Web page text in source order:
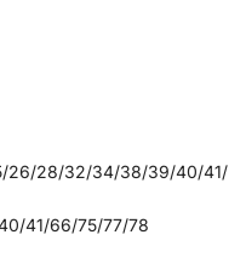
26/28/32/34/38/39/40/41/
41/66/75/77/78